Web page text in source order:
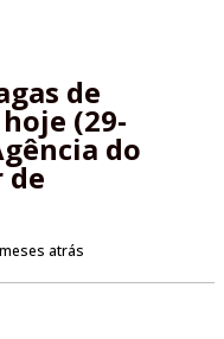
de
(29-
do
de
atrás